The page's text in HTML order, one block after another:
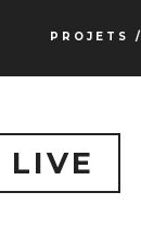
PROJETS /
LIVE